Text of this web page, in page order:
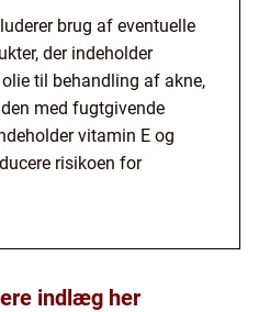
brug af eventuelle
der indeholder
til behandling af akne,
med fugtgivende
vitamin E og
risikoen for
indlæg her